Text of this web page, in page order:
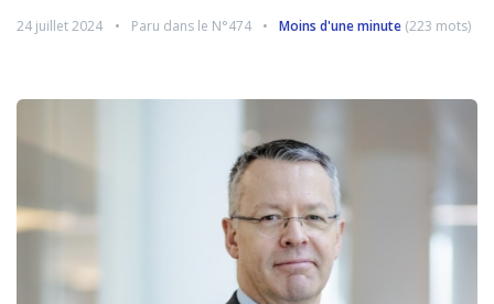
24 juillet 2024 Paru dans le N°474 Moins d'une minute (223 mots)